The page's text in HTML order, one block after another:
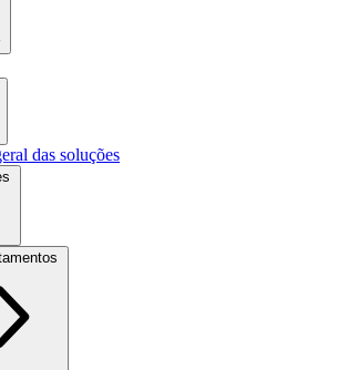
das soluções